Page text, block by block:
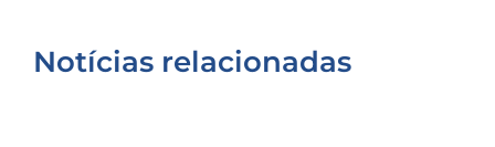
Notícias relacionadas